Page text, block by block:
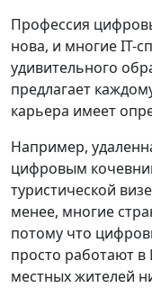
Профессия
нова, и многие IT-
удивительного
предлагает
карьера имеет
Например,
цифровым
туристической
менее, многие
потому что
просто работают
местных жителей